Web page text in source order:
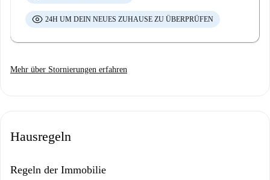
24H UM DEIN NEUES ZUHAUSE ZU ÜBERPRÜFEN
Mehr über Stornierungen erfahren
Hausregeln
Regeln der Immobilie